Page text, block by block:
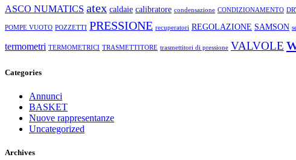
ASCO NUMATICS atex caldaie calibratore condensazione CONDIZIONAMENTO
POMPE VUOTO POZZETTI PRESSIONE recuperatori REGOLAZIONE SAMSON
termometri TERMOMETRICI TRASMETTITORE trasmettitori di pressione VALVOLE
Categories
Annunci
BASKET
Nuove rappresentanze
Uncategorized
Archives